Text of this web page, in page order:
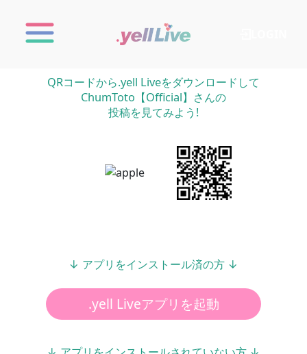
QRコードから.yell Liveをダウンロードして
ChumToto【Official】さんの
投稿を見てみよう!
↓ アプリをインストール済の方 ↓
.yell Liveアプリを起動